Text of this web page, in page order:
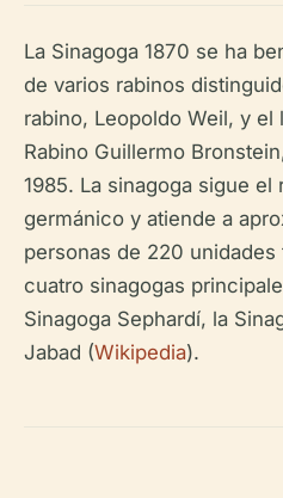
La Sinagoga 1870 se ha
de varios rabinos
rabino, Leopoldo Weil, y
Rabino Guillermo
1985. La sinagoga sigue el
germánico y atiende a
personas de 220 unidades
cuatro sinagogas
Sinagoga Sephardí, la
Jabad (Wikipedia).